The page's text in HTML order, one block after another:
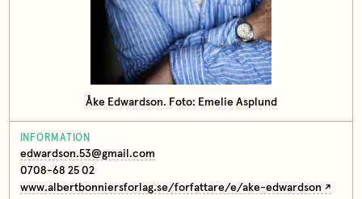
Åke Edwardson. Foto: Emelie Asplund
INFORMATION
edwardson.53@gmail.com
0708-68 25 02
www.albertbonniersforlag.se/forfattare/e/ake-edwardson